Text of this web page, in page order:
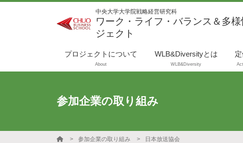
中央大学大学院戦略経営研究科
ワーク・ライフ・バランス＆多
ジェクト
プロジェクトについて
About
WLB&Diversityとは
WLB&Diversity
参加企業の取り組み
参加企業の取り組み 日本放送協会